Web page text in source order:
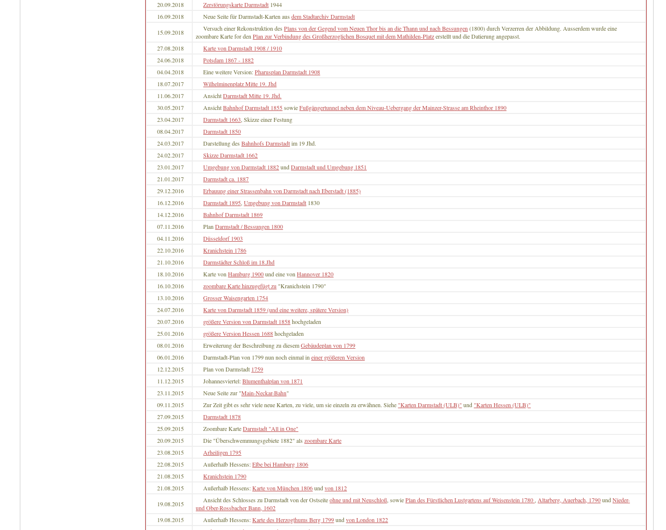
20.09.2018
Zerstörungskarte Darmstadt 1944
16.09.2018
Neue Seite für Darmstadt-Karten ausdem Stadtarchiv Darmstadt
15.09.2018
Versuch einer Rekonstruktion desPlans von der Gegend vom Neuen Thor bis an die Thann und nach Bessungen (1800) durch Verzerren der Abbildung. Ausserdem wurde eine
zoombare Karte for denPlan zur Verbindung des Großherzoglichen Bosquet mit dem Mathilden-Platzerstellt und die Datierung angepasst.
27.08.2018
Karte von Darmstadt 1908 / 1910
24.06.2018
Potsdam 1867 - 1882
04.04.2018
Eine weitere Version:Pharusplan Darmstadt 1908
18.07.2017
Wilhelminenplatz Mitte 19. Jhd
11.06.2017
AnsichtDarmstadt Mitte 19. Jhd.
30.05.2017
AnsichtBahnhof Darmstadt 1855sowieFußgängertunnel neben dem Niveau-Uebergang der Mainzer-Strasse am Rheinthor 1890
23.04.2017
Darmstadt 1663, Skizze einer Festung
08.04.2017
Darmstadt 1850
24.03.2017
Darstellung desBahnhofs Darmstadtim 19 Jhd.
24.02.2017
Skizze Darmstadt 1662
23.01.2017
Umgebung von Darmstadt 1882undDarmstadt und Umgebung 1851
21.01.2017
Darmstadt ca. 1887
29.12.2016
Erbauung einer Strassenbahn von Darmstadt nach Eberstadt (1885)
16.12.2016
Darmstadt 1895,Umgebung von Darmstadt 1830
14.12.2016
Bahnhof Darmstadt 1869
07.11.2016
PlanDarmstadt / Bessungen 1800
04.11.2016
Düsseldorf 1903
22.10.2016
Kranichstein 1786
21.10.2016
Darmstädter Schloß im 18.Jhd
18.10.2016
Karte vonHamburg 1900und eine vonHannover 1820
16.10.2016
zoombare Karte hinzugefügt zu "Kranichstein 1790"
13.10.2016
Grosser Waisengarten 1754
24.07.2016
Karte von Darmstadt 1859 (und eine weitere, spätere Version)
20.07.2016
größere Version von Darmstadt 1858hochgeladen
25.01.2016
größere Version Hessen 1688hochgeladen
08.01.2016
Erweiterung der Beschreibung zu diesemGebäudeplan von 1799
06.01.2016
Darmstadt-Plan von 1799 nun noch einmal ineiner größeren Version
12.12.2015
Plan von Darmstadt 1759
11.12.2015
Johannesviertel:Blumenthalplan von 1871
23.11.2015
Neue Seite zur "Main-Neckar-Bahn"
09.11.2015
Zur Zeit gibt es sehr viele neue Karten, zu viele, um sie einzeln zu erwähnen. Siehe "Karten Darmstadt (ULB)" und "Karten Hessen (ULB)"
27.09.2015
Darmstadt 1878
25.09.2015
Zoombare KarteDarmstadt "All in One"
20.09.2015
Die "Überschwemmungsgebiete 1882" alszoombare Karte
23.08.2015
Arheiligen 1795
22.08.2015
Außerhalb Hessens:Elbe bei Hamburg 1806
21.08.2015
Kranichstein 1790
21.08.2015
Außerhalb Hessens:Karte von München 1806undvon 1812
19.08.2015
Ansicht des Schlosses zu Darmstadt von der Ostseiteohne und mit Neuschloß, sowiePlan des Fürstlichen Lustgartens auf Weisenstein 1780 , Altarberg, Auerbach, 1790undNieder-
und Ober-Rossbacher Bann, 1602
19.08.2015
Außerhalb Hessens:Karte des Herzogthums Berg 1799undvon London 1822